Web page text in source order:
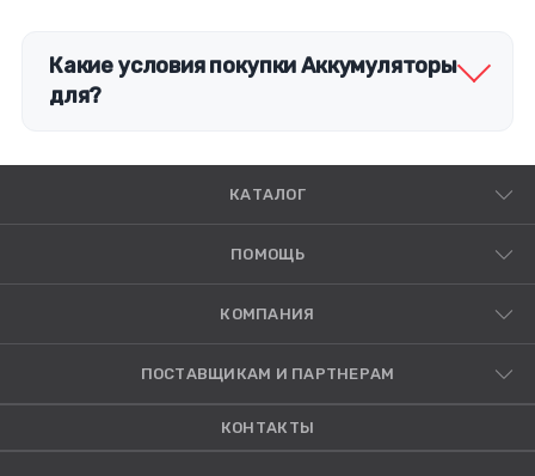
Какие условия покупки Аккумуляторы
для?
КАТАЛОГ
ПОМОЩЬ
КОМПАНИЯ
ПОСТАВЩИКАМ И ПАРТНЕРАМ
КОНТАКТЫ